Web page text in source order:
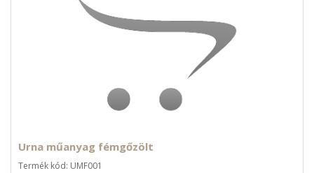
Urna műanyag fémgőzölt
Termék kód: UMF001